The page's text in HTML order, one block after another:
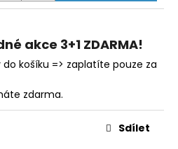
akce 3+1 ZDARMA!
košíku => zaplatíte pouze za
zdarma.
Sdílet